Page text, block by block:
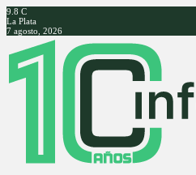
9.8 C
La Plata
7 agosto, 2026
Facebook
Twitter
Instagram
Youtube